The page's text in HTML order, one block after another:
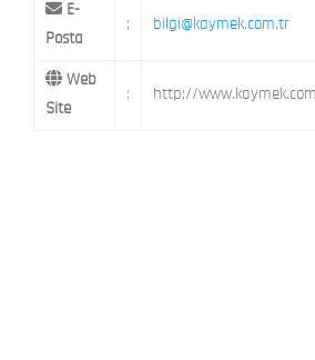
E-
Posta
: bilgi@kaymek.com.tr
Web
Site
: http://